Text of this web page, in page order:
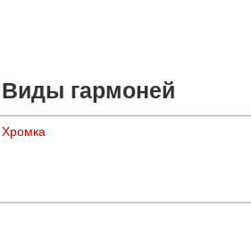
Виды гармоней
Хромка